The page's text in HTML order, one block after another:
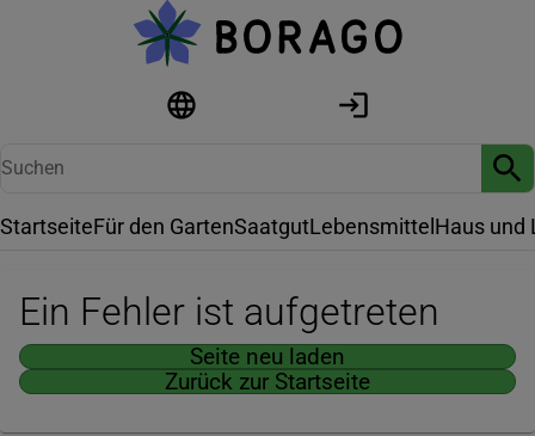
StartseiteFür den GartenSaatgutLebensmittel Haus und
Ein Fehler ist aufgetreten
Seite neu laden
Zurück zur Startseite